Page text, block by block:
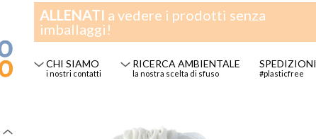
ALLENATI a vedere i prodotti senza
imballaggi!
CHI SIAMO
i nostri contatti
RICERCA AMBIENTALE
la nostra scelta di sfuso
SPEDIZIONI
#plasticfree